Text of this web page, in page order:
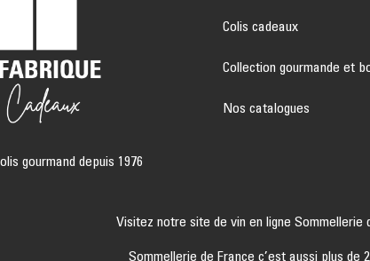
gourmand depuis 1976
Colis cadeaux
Collection gourmande et
Nos catalogues
Visitez notre site de vin en ligne Sommellerie
Sommellerie de France c’est aussi plus de